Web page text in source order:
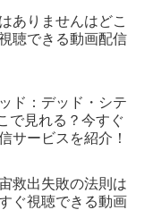
ありませんはどこ
聴できる動画配信
ド：デッド・シテ
で見れる？今すぐ
サービスを紹介！
救出失敗の法則は
ぐ視聴できる動画